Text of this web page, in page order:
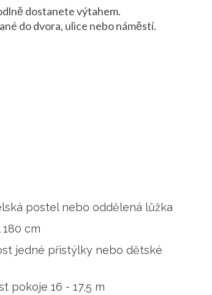
dostanete výtahem.
do dvora, ulice nebo náměstí.
postel nebo oddělená lůžka
cm
jedné přistýlky nebo dětské
pokoje 16 - 17,5 m